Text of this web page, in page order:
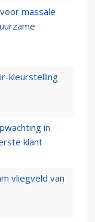
massale
kleurstelling
in
klant
vliegveld van